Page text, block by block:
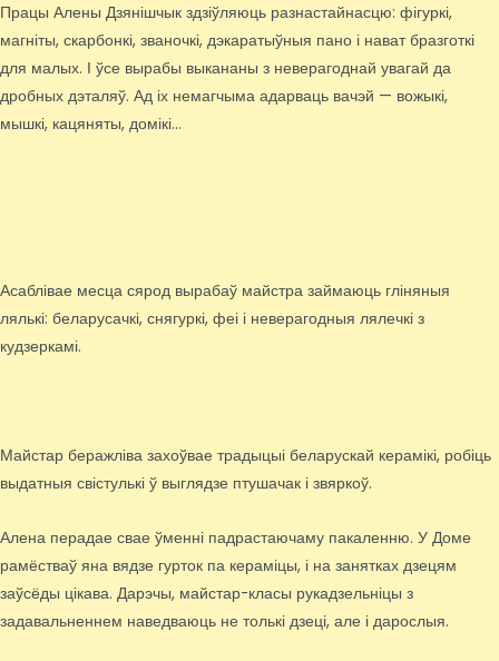
Працы Алены Дзянішчык здзіўляюць разнастайнасцю: фігуркі,
магніты, скарбонкі, званочкі, дэкаратыўныя пано і нават бразготкі
для малых. І ўсе вырабы выкананы з неверагоднай увагай да
дробных дэталяў. Ад іх немагчыма адарваць вачэй — вожыкі,
мышкі, кацяняты, домікі…
Асаблівае месца сярод вырабаў майстра займаюць гліняныя
лялькі: беларусачкі, снягуркі, феі і неверагодныя лялечкі з
кудзеркамі.
Майстар беражліва захоўвае традыцыі беларускай керамікі, робіць
выдатныя свістулькі ў выглядзе птушачак і звяркоў.
Алена перадае свае ўменні падрастаючаму пакаленню. У Доме
рамёстваў яна вядзе гурток па кераміцы, і на занятках дзецям
заўсёды цікава. Дарэчы, майстар-класы рукадзельніцы з
задавальненнем наведваюць не толькі дзеці, але і дарослыя.